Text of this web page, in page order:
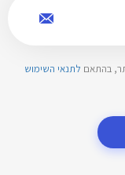
בהתאם לתנאי השימוש